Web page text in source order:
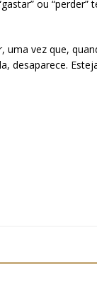
ou “perder”
uma vez que,
desaparece.